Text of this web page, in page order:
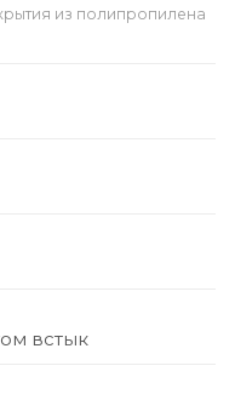
из полипропилена
встык